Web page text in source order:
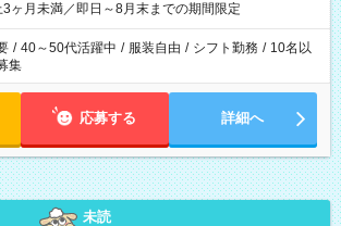
3ヶ月未満／即日～8月末までの期間限定
/ 40～50代活躍中 / 服装自由 / シフト勤務 / 10名以
集
応募する 詳細へ
未読